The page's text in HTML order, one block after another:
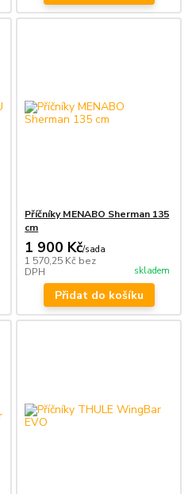
Příčníky MENABO Sherman 135
cm
1 900 Kč/sada
1 570,25 Kč bez
DPH
skladem
Přidat do košíku